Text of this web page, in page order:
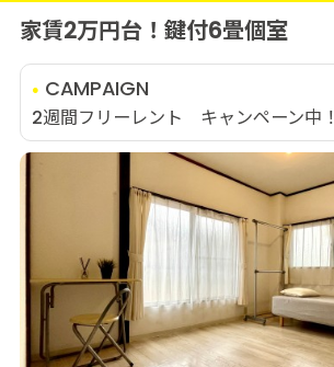
家賃2万円台！鍵付6畳個室
CAMPAIGN
2週間フリーレント キャンペーン中！